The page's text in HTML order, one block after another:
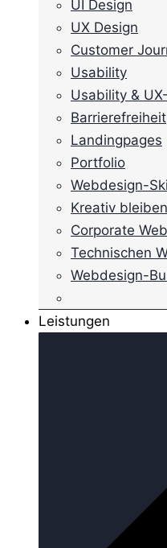
UI Design
UX Design
Customer
Usability
Usability &
Barrierefreiheit
Landingpages
Portfolio
Webdesign-
Kreativ
Corporate
Technischen
Webdesign-
Leistungen